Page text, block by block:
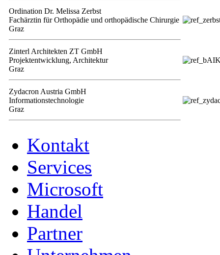
Ordination Dr. Melissa Zerbst
Fachärztin für Orthopädie und orthopädische Chirurgie
Graz
Zinterl Architekten ZT GmbH
Projektentwicklung, Architektur
Graz
Zydacron Austria GmbH
Informationstechnologie
Graz
Kontakt
Services
Microsoft
Handel
Partner